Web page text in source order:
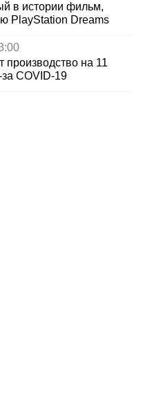
в истории фильм,
PlayStation Dreams
производство на 11
COVID-19